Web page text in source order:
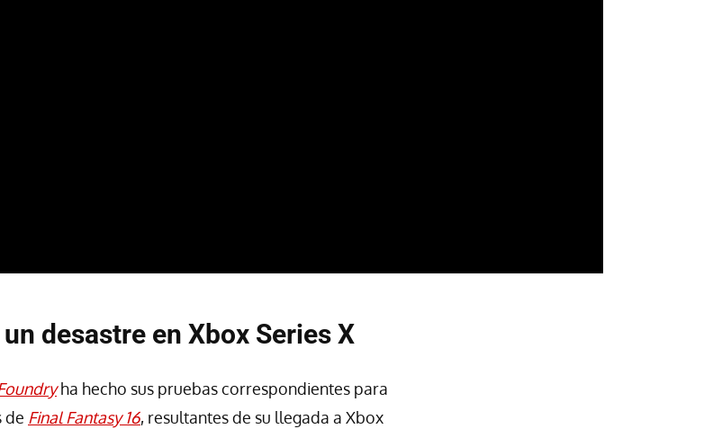
desastre en Xbox Series X
ha hecho sus pruebas correspondientes para
de Final Fantasy 16, resultantes de su llegada a Xbox